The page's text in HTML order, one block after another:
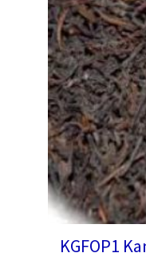
KGFOP1